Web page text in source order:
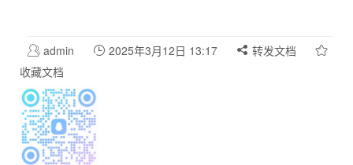
admin 2025年3月12日 13:17
转发文档
收藏文档